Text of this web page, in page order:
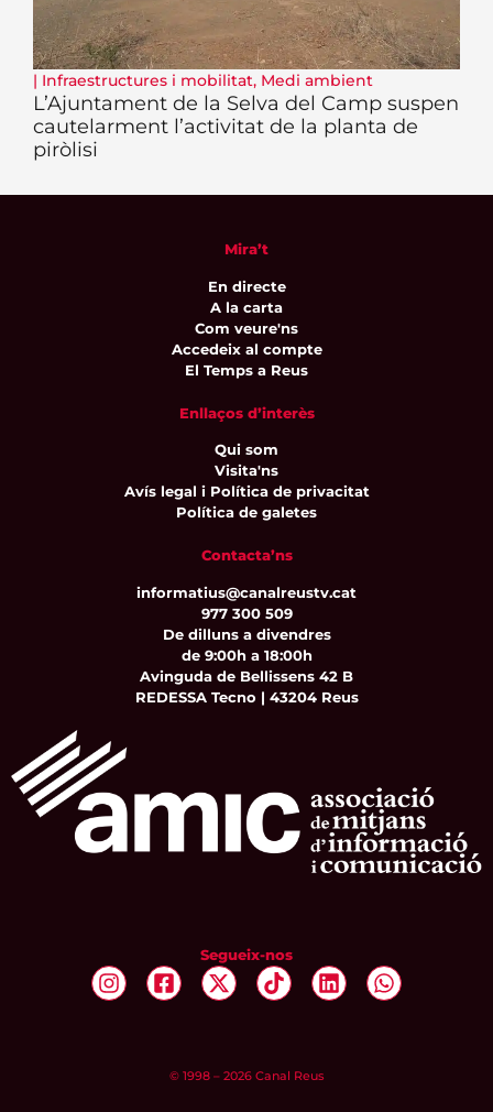
| Infraestructures i mobilitat, Medi ambient
L’Ajuntament de la Selva del Camp suspen
cautelarment l’activitat de la planta de
piròlisi
Mira’t
En directe
A la carta
Com veure'ns
Accedeix al compte
El Temps a Reus
Enllaços d’interès
Qui som
Visita'ns
Avís legal i Política de privacitat
Política de galetes
Contacta’ns
informatius@canalreustv.cat
977 300 509
De dilluns a divendres
de 9:00h a 18:00h
Avinguda de Bellissens 42 B
REDESSA Tecno | 43204 Reus
Segueix-nos
© 1998 – 2026 Canal Reus